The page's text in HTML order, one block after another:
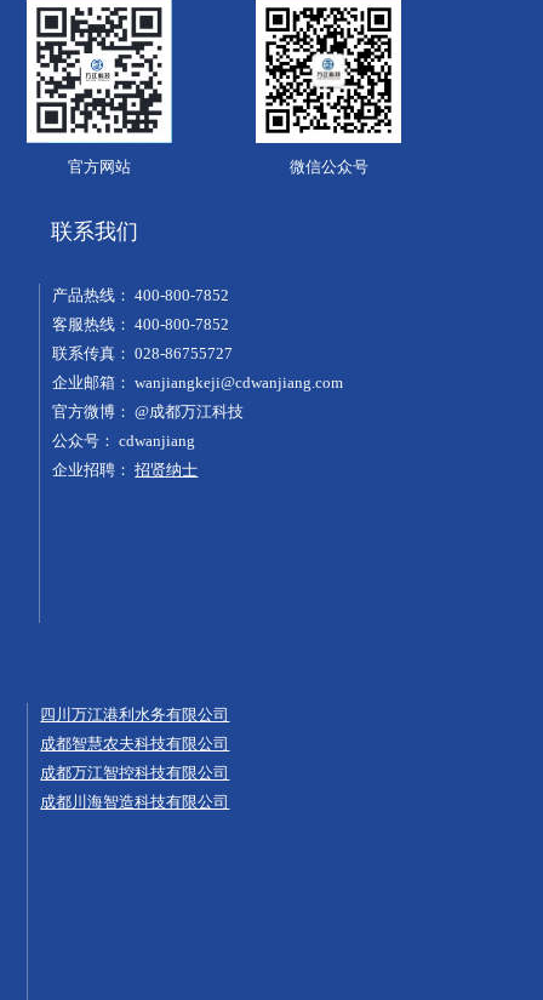
官方网站 微信公众号
联系我们
产品热线：400-800-7852
客服热线：400-800-7852
联系传真：028-86755727
企业邮箱：wanjiangkeji@cdwanjiang.com
官方微博：@成都万江科技
公众号：cdwanjiang
企业招聘：招贤纳士
四川万江港利水务有限公司
成都智慧农夫科技有限公司
成都万江智控科技有限公司
成都川海智造科技有限公司